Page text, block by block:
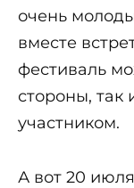
очень
вместе
фестиваль
стороны,
участником.
А вот 20